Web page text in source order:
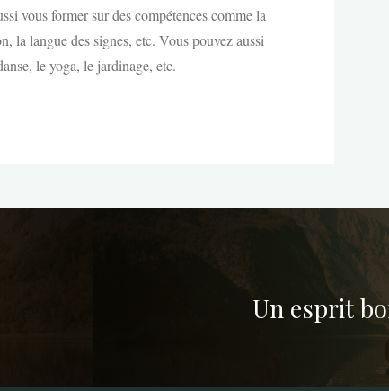
vous former sur des compétences comme la
la langue des signes, etc. Vous pouvez aussi
le yoga, le jardinage, etc.
Un esprit